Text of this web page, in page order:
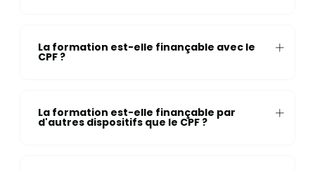
La formation est-elle finançable avec le
CPF ?
La formation est-elle finançable par
d'autres dispositifs que le CPF ?